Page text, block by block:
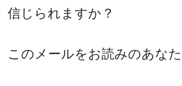
信じられますか？
このメールをお読みのあなた